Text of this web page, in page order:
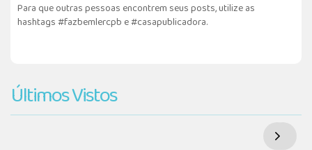
Para que outras pessoas encontrem seus posts, utilize as
hashtags #fazbemlercpb e #casapublicadora.
Últimos Vistos